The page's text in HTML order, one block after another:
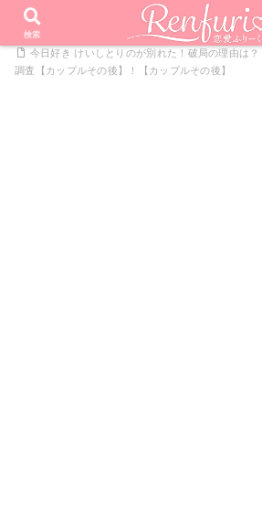
PR
ホーム 恋愛リアリティーショー
今日好き けいしとりのが別れた！破局の理由は
調査【カップルその後】！【カップルその後】
検索